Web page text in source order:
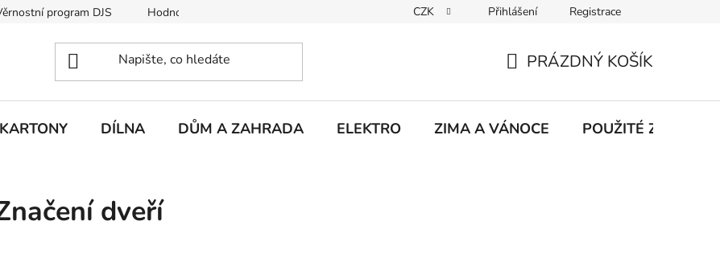
program DJS Hodnocení obchodu Hodnocení obchodu na Heurece Kontakty Obchodní podmínky
CZK Přihlášení Registrace
KOŠÍK
PRÁZDNÝ KOŠÍK
DÍLNA DŮM A ZAHRADA ELEKTRO ZIMA A VÁNOCE POUŽITÉ Z
dveří